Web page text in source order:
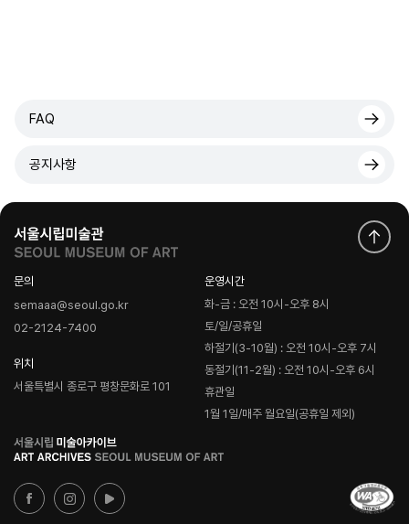
FAQ
공지사항
문의
semaaa@seoul.go.kr
02-2124-7400
위치
서울특별시 종로구 평창문화로 101
운영시간
화-금 : 오전 10시-오후 8시
토/일/공휴일
하절기(3-10월) : 오전 10시-오후 7시
동절기(11-2월) : 오전 10시-오후 6시
휴관일
1월 1일/매주 월요일(공휴일 제외)
로
고